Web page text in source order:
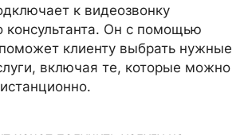
к видеозвонку
консультанта. Он с помощью
клиенту выбрать нужные
включая те, которые можно